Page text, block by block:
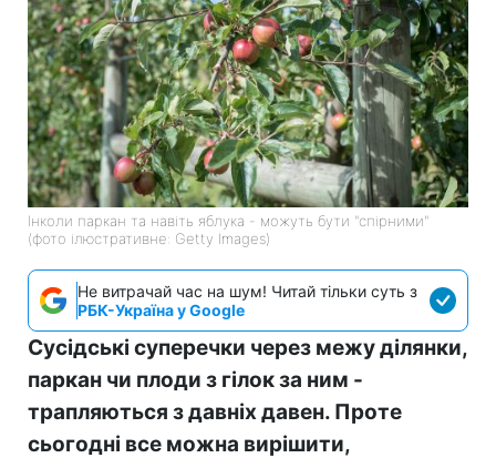
Інколи паркан та навіть яблука - можуть бути "спірними"
(фото ілюстративне: Getty Images)
Не витрачай час на шум! Читай тільки суть з
РБК-Україна у Google
Сусідські суперечки через межу ділянки,
паркан чи плоди з гілок за ним -
трапляються з давніх давен. Проте
сьогодні все можна вирішити,